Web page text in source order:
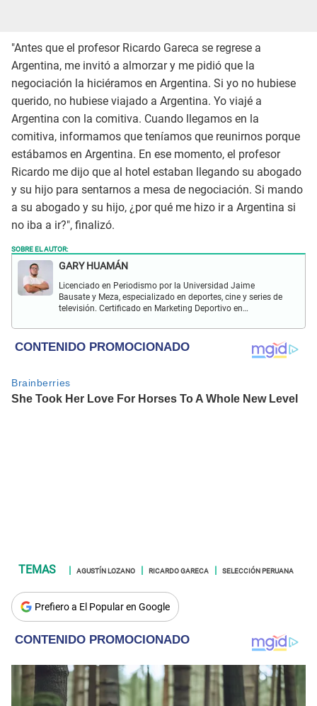
"Antes que el profesor Ricardo Gareca se regrese a
Argentina, me invitó a almorzar y me pidió que la
negociación la hiciéramos en Argentina. Si yo no hubiese
querido, no hubiese viajado a Argentina. Yo viajé a
Argentina con la comitiva. Cuando llegamos en la
comitiva, informamos que teníamos que reunirnos porque
estábamos en Argentina. En ese momento, el profesor
Ricardo me dijo que al hotel estaban llegando su abogado
y su hijo para sentarnos a mesa de negociación. Si mando
a su abogado y su hijo, ¿por qué me hizo ir a Argentina si
no iba a ir?", finalizó.
SOBRE EL AUTOR:
GARY HUAMÁN
Licenciado en Periodismo por la Universidad Jaime
Bausate y Meza, especializado en deportes, cine y series de
televisión. Certificado en Marketing Deportivo en
SEO durante más de 5 años.
AGUSTÍN LOZANO RICARDO GARECA SELECCIÓN PERUANA
Prefiero a El Popular en Google